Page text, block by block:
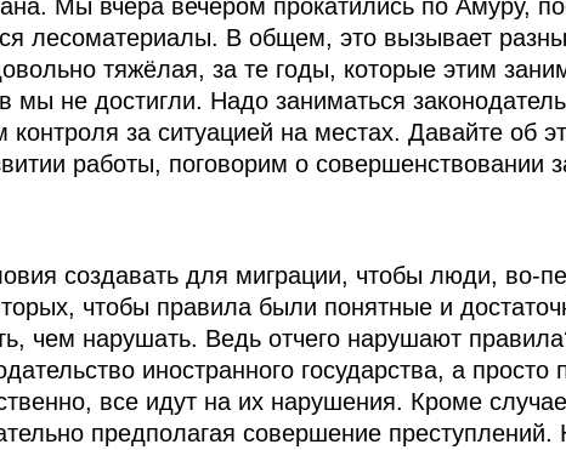
Мы вчера вечером прокатились по Амуру,
лесоматериалы. В общем, это вызывает
тяжёлая, за те годы, которые этим
мы не достигли. Надо заниматься
за ситуацией на местах. Давайте об
работы, поговорим о совершенствовании
создавать для миграции, чтобы люди,
чтобы правила были понятные и
чем нарушать. Ведь отчего нарушают
иностранного государства, а
все идут на их нарушения. Кроме
предполагая совершение преступлений.